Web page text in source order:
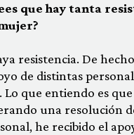
que hay tanta
resistencia. De
de distintas
Lo que entiendo es
una resolución
he recibido el